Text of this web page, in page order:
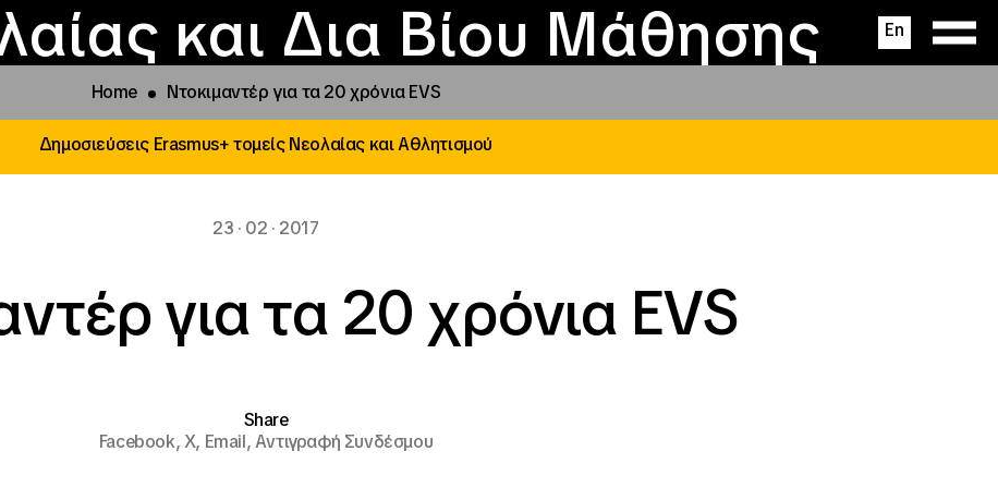
και Δια Βίου Μάθησης En
Το ΙΝΕΔΙΒΙΜκαι δράσεις
Φοιτητικές Εστίες
αιγίδας
Νέα
Επικοινωνία
Home Nτοκιμαντέρ για τα 20 χρόνια EVS
Δημοσιεύσεις Erasmus+ τομείς Νεολαίας και Αθλητισμού
23 · 02 · 2017
για τα 20 χρόνια EVS
Share
Facebook,X, Email,Αντιγραφή Συνδέσμου